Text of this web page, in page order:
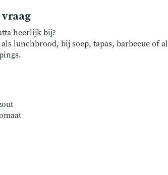
heerlijk bij?
lunchbrood, bij soep, tapas, barbecue of